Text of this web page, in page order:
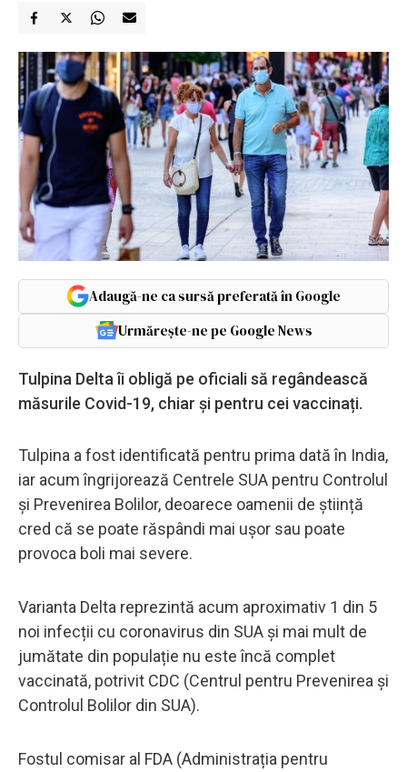
Adaugă-ne ca sursă preferată în Google
Urmărește-ne pe Google News
Tulpina Delta îi obligă pe oficiali să regândească
măsurile Covid-19, chiar și pentru cei vaccinați.
Tulpina a fost identificată pentru prima dată în India,
iar acum îngrijorează Centrele SUA pentru Controlul
și Prevenirea Bolilor, deoarece oamenii de știință
cred că se poate răspândi mai ușor sau poate
provoca boli mai severe.
Varianta Delta reprezintă acum aproximativ 1 din 5
noi infecții cu coronavirus din SUA și mai mult de
jumătate din populație nu este încă complet
vaccinată, potrivit CDC (Centrul pentru Prevenirea și
Controlul Bolilor din SUA).
Fostul comisar al FDA (Administrația pentru